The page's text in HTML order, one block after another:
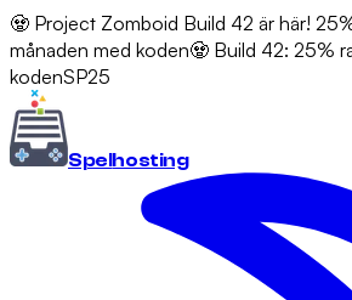
🧟 Project Zomboid Build 42 är här!
månaden med koden🧟 Build 42: 25%
kodenSP25
Spelhosting